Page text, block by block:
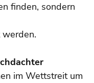
finden, sondern
im Wettstreit um